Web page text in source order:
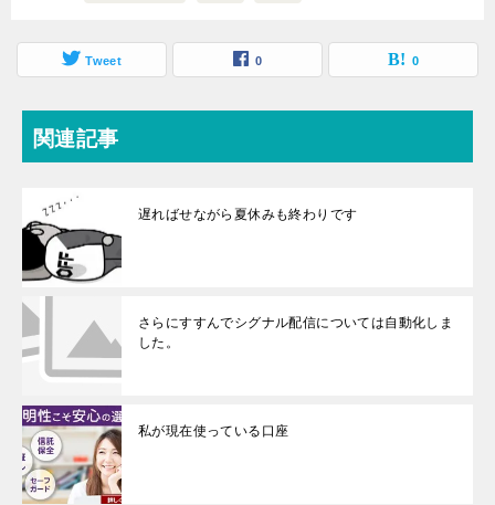
Tweet 0 0
関連記事
遅ればせながら夏休みも終わりです
さらにすすんでシグナル配信については自動化しま
した。
私が現在使っている口座